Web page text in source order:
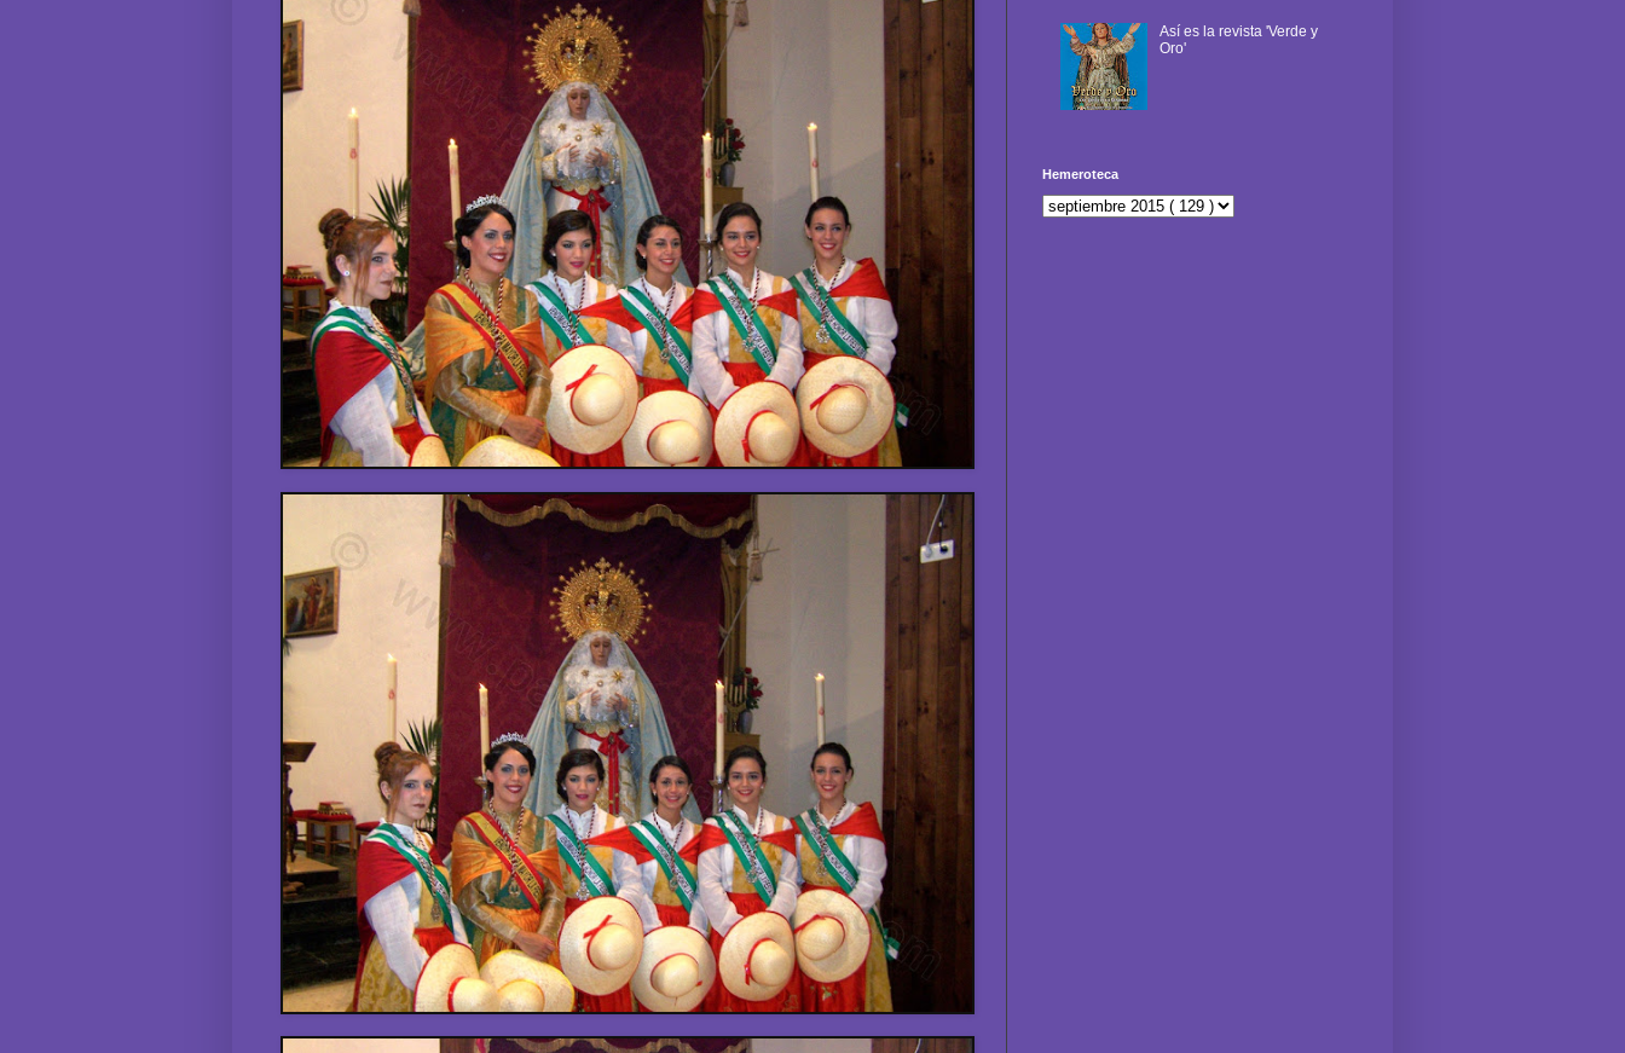
Así es la revista 'Verde y
Oro'
Hemeroteca